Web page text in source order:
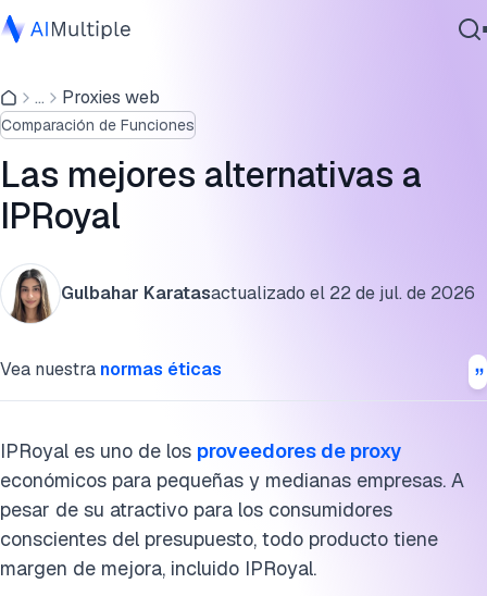
IA agencial
Ciberseguridad
Software empresarial
Servicios
... Proxies web
Comparación de Funciones
Las mejores alternativas a
IPRoyal
Gulbahar Karatasactualizado el 22 de jul. de 2026
Vea nuestra normas éticas
IPRoyal es uno de los proveedores de proxy
económicos para pequeñas y medianas empresas. A
pesar de su atractivo para los consumidores
conscientes del presupuesto, todo producto tiene
margen de mejora, incluido IPRoyal.
Ventajas y desventajas de los proxy de IPRoyal:
Las mejores alternativas a IPRoyal